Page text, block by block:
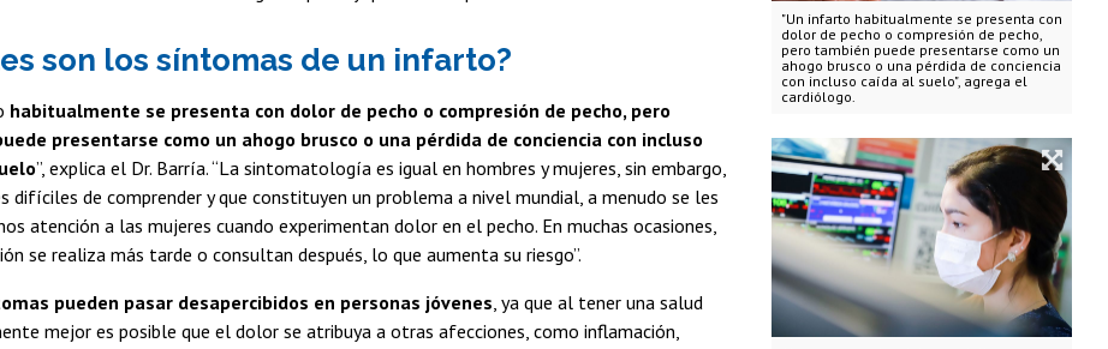
"Un infarto habitualmente se presenta con
dolor de pecho o compresión de pecho,
pero también puede presentarse como un
ahogo brusco o una pérdida de conciencia
con incluso caída al suelo", agrega el
cardiólogo.
son los síntomas de un infarto?
habitualmente se presenta con dolor de pecho o compresión de pecho, pero
presentarse como un ahogo brusco o una pérdida de conciencia con incluso
”, explica el Dr. Barría. “La sintomatología es igual en hombres y mujeres, sin embargo,
difíciles de comprender y que constituyen un problema a nivel mundial, a menudo se les
atención a las mujeres cuando experimentan dolor en el pecho. En muchas ocasiones,
se realiza más tarde o consultan después, lo que aumenta su riesgo”.
pueden pasar desapercibidos en personas jóvenes , ya que al tener una salud
mejor es posible que el dolor se atribuya a otras afecciones, como inflamación,